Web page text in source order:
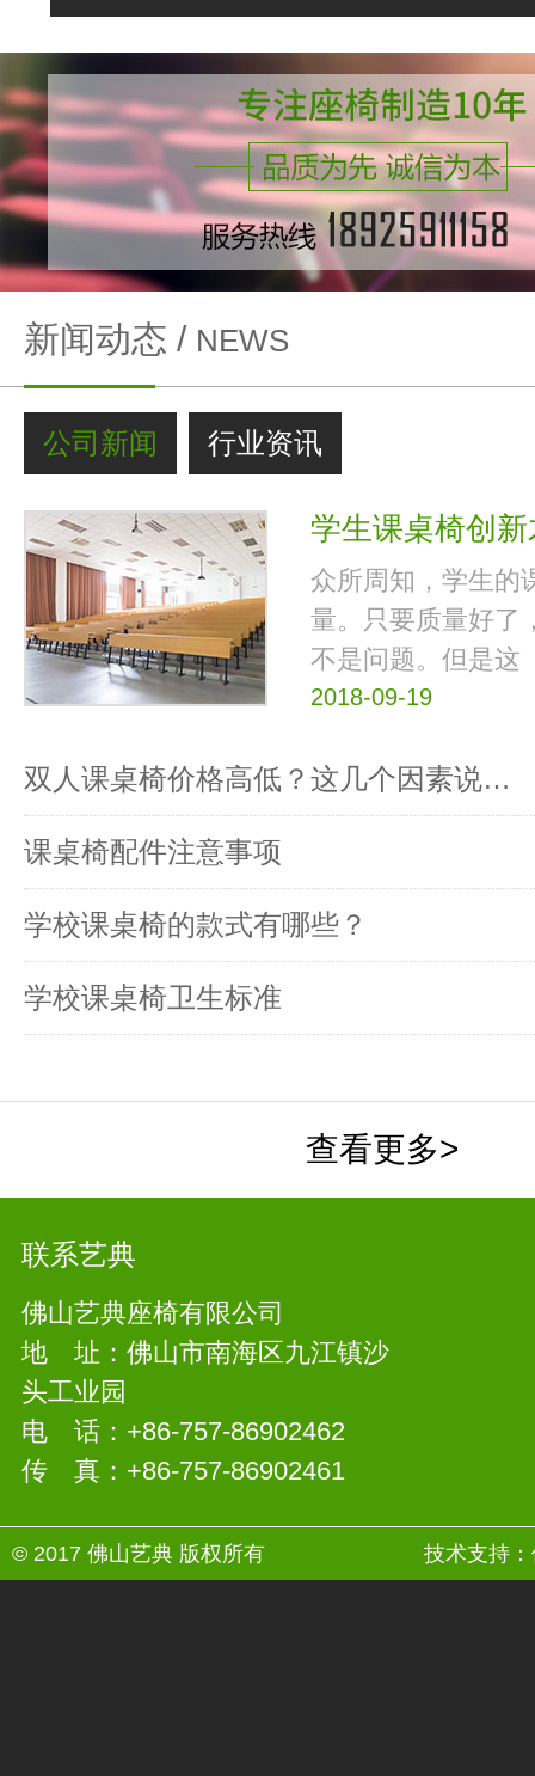
新闻动态 / NEWS
公司新闻 行业资讯
学生课桌椅创
众所周知，学生的
量。只要质量好了
不是问题。但是这
2018-09-19
双人课桌椅价格高低？这几个因素说…
课桌椅配件注意事项
学校课桌椅的款式有哪些？
学校课桌椅卫生标准
查看更多>
联系艺典
佛山艺典座椅有限公司
地 址：佛山市南海区九江镇沙
头工业园
电 话：+86-757-86902462
传 真：+86-757-86902461
© 2017 佛山艺典 版权所有 技术支持：